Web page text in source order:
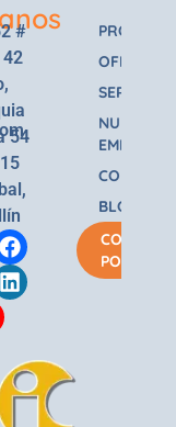
#
54
OFERTAS
SERVICIOS
NUESTRA
EMPRESA
BLOG
COMPRA
POR